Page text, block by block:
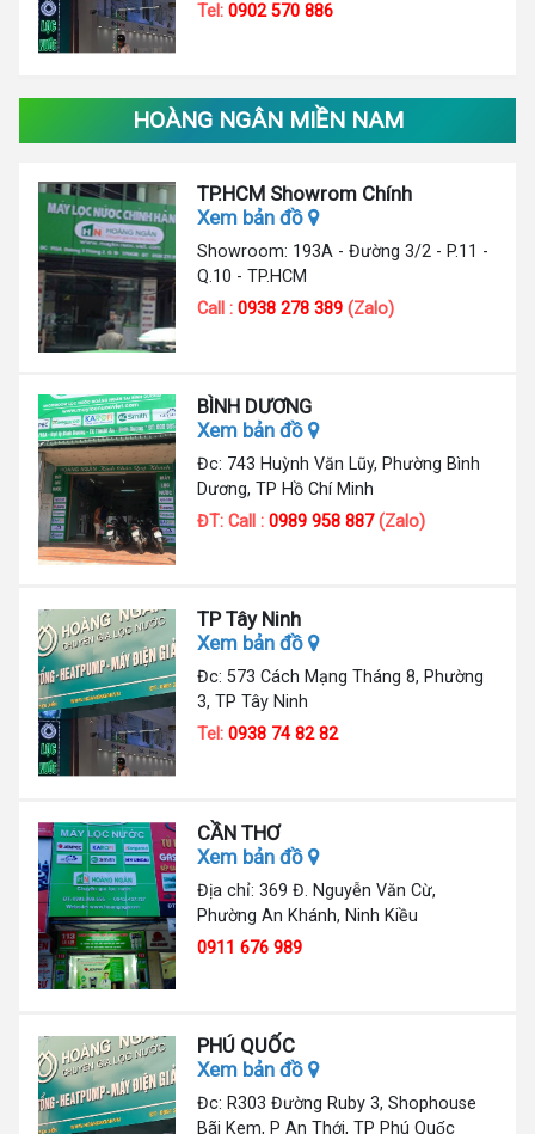
Tel:0902 570 886
HOÀNG NGÂN MIỀN NAM
TP.HCM Showrom Chính
Xem bản đồ
Showroom: 193A - Đường 3/2 - P.11 -
Q.10 - TP.HCM
Call :0938 278 389(Zalo)
BÌNH DƯƠNG
Xem bản đồ
Đc: 743 Huỳnh Văn Lũy, Phường Bình
Dương, TP Hồ Chí Minh
ĐT: Call :0989 958 887(Zalo)
TP Tây Ninh
Xem bản đồ
Đc: 573 Cách Mạng Tháng 8, Phường
3, TP Tây Ninh
Tel:0938 74 82 82
CẦN THƠ
Xem bản đồ
Địa chỉ: 369 Đ. Nguyễn Văn Cừ,
Phường An Khánh, Ninh Kiều
0911 676 989
PHÚ QUỐC
Xem bản đồ
Đc: R303 Đường Ruby 3, Shophouse
Bãi Kem, P An Thới, TP Phú Quốc